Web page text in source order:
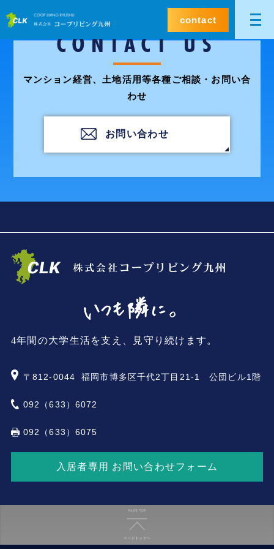
contact
CONTACT US
マンション経営、土地活用等各種ご相談・お問い合
わせ
お問い合わせ
4年間の大学生活を支え、見守り続けます。
〒812-0044 福岡市博多区千代2丁目21-1 公団ビル1階
092（633）6072
092（633）6075
入居者専用 お問い合わせフォーム